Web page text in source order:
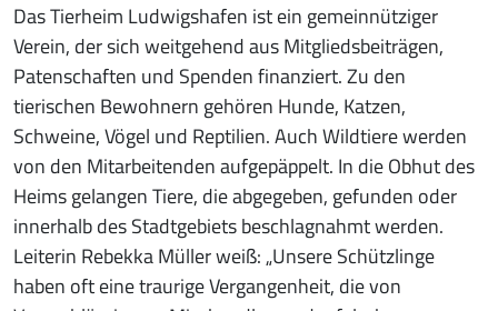
Das Tierheim Ludwigshafen ist ein gemeinnütziger
Verein, der sich weitgehend aus Mitgliedsbeiträgen,
Patenschaften und Spenden finanziert. Zu den
tierischen Bewohnern gehören Hunde, Katzen,
Schweine, Vögel und Reptilien. Auch Wildtiere werden
von den Mitarbeitenden aufgepäppelt. In die Obhut des
Heims gelangen Tiere, die abgegeben, gefunden oder
innerhalb des Stadtgebiets beschlagnahmt werden.
Leiterin Rebekka Müller weiß: „Unsere Schützlinge
haben oft eine traurige Vergangenheit, die von